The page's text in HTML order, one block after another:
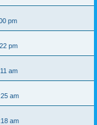
pm
pm
am
am
am